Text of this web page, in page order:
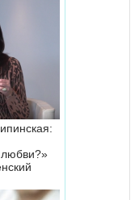
любви?»